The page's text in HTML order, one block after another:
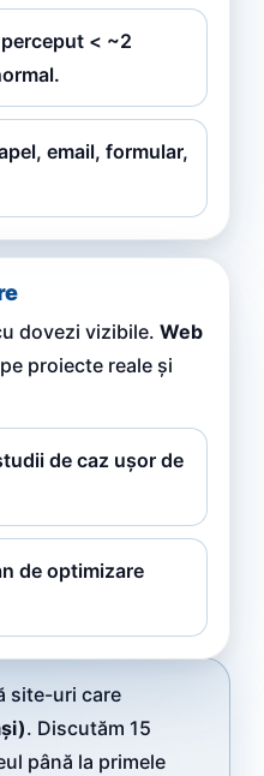
< ~2
email, formular,
dovezi vizibile. Web
proiecte reale și
de caz ușor de
de optimizare
site-uri care
. Discutăm 15
până la primele